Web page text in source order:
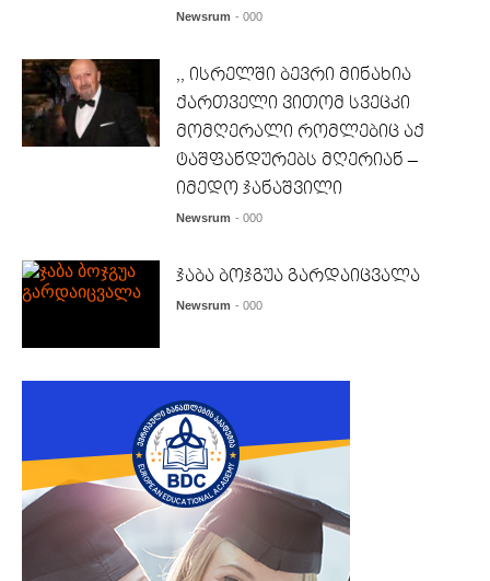
Newsrum - 000
,, ისრელში ბევრი მინახია
ქართველი ვითომ სვეცკი
მომღერალი რომლებიც აქ
ტაშფანდურებს მღერიან –
იმედო ჯანაშვილი
Newsrum - 000
ჯაბა ბოჯგუა გარდაიცვალა
Newsrum - 000